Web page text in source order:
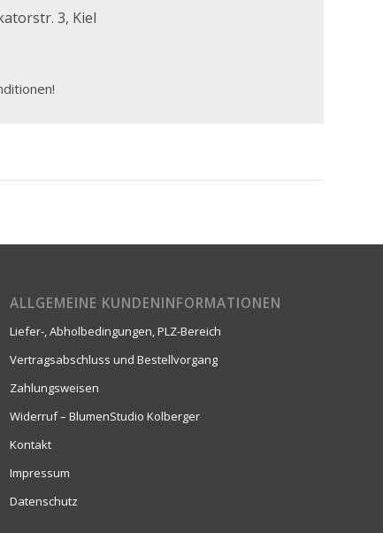
3, Kiel
ALLGEMEINE KUNDENINFORMATIONEN
Liefer-, Abholbedingungen, PLZ-Bereich
Vertragsabschluss und Bestellvorgang
Zahlungsweisen
Widerruf – BlumenStudio Kolberger
Kontakt
Impressum
Datenschutz